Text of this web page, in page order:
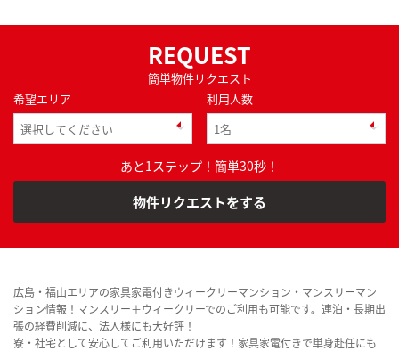
REQUEST
簡単物件リクエスト
希望エリア
利用人数
あと1ステップ！簡単30秒！
物件リクエストをする
広島・福山エリアの家具家電付きウィークリーマンション・マンスリーマン
ション情報！マンスリー＋ウィークリーでのご利用も可能です。連泊・長期出
張の経費削減に、法人様にも大好評！
寮・社宅として安心してご利用いただけます！家具家電付きで単身赴任にも